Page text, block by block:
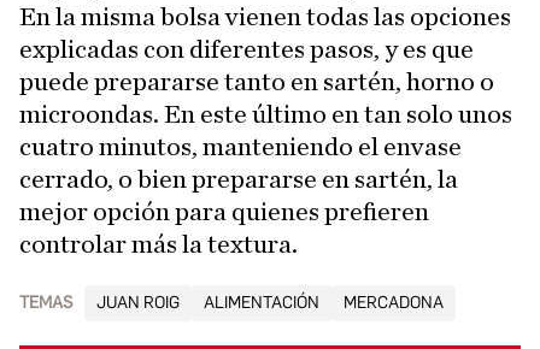
En la misma bolsa vienen todas las opciones
explicadas con diferentes pasos, y es que
puede prepararse tanto en sartén, horno o
microondas. En este último en tan solo unos
cuatro minutos, manteniendo el envase
cerrado, o bien prepararse en sartén, la
mejor opción para quienes prefieren
controlar más la textura.
TEMAS JUAN ROIG ALIMENTACIÓN MERCADONA